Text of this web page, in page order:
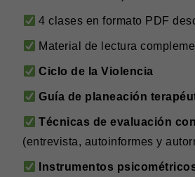
4 clases en formato PDF
Material de lectura
Ciclo de la Violencia
Guía de planeación
Técnicas de evaluación
(entrevista, autoinformes y
Instrumentos